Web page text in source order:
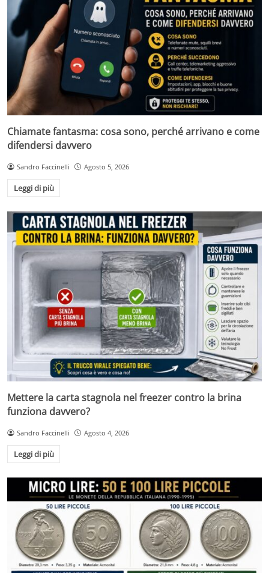
Chiamate fantasma: cosa sono, perché arrivano e come
difendersi davvero
Sandro Faccinelli Agosto 5, 2026
Leggi di più
Mettere la carta stagnola nel freezer contro la brina
funziona davvero?
Sandro Faccinelli Agosto 4, 2026
Leggi di più